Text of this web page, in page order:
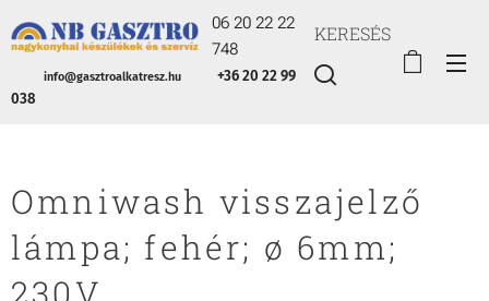
06 20 22 22
748
info@gasztroalkatresz.hu
+36 20 22 99
038
KERESÉS
Omniwash visszajelző
lámpa; fehér; ø 6mm;